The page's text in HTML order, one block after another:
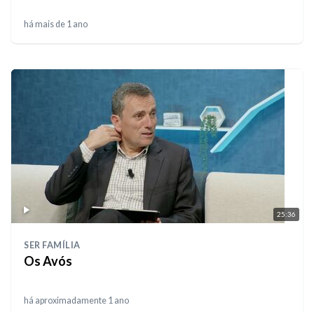
há mais de 1 ano
25:36
SER FAMÍLIA
Os Avós
há aproximadamente 1 ano